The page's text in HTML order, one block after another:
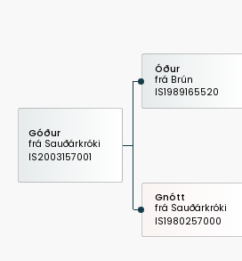
Góður
frá Sauðárkróki
IS2003157001
Óður
frá Brún
IS1989165520
Gnótt
frá Sauðárkróki
IS1980257000